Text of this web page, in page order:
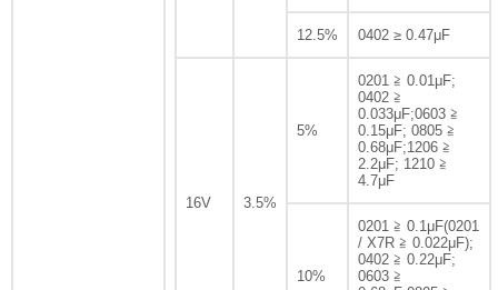
12.5% 0402 ≥ 0.47μF
16V 3.5%
5%
0201 ≧ 0.01μF;
0402 ≧
0.033μF;0603 ≧
0.15μF; 0805 ≧
0.68μF;1206 ≧
2.2μF; 1210 ≧
4.7μF
10%
0201 ≧ 0.1μF(0201
/ X7R ≧ 0.022μF);
0402 ≧ 0.22μF;
0603 ≧